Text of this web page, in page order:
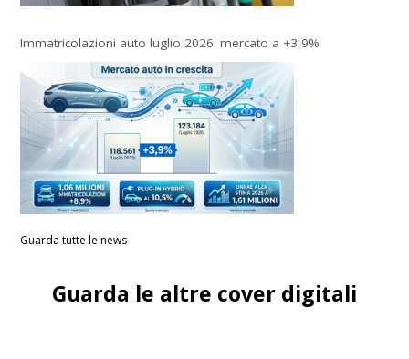
Immatricolazioni auto luglio 2026: mercato a +3,9%
Guarda tutte le news
Guarda le altre cover digitali